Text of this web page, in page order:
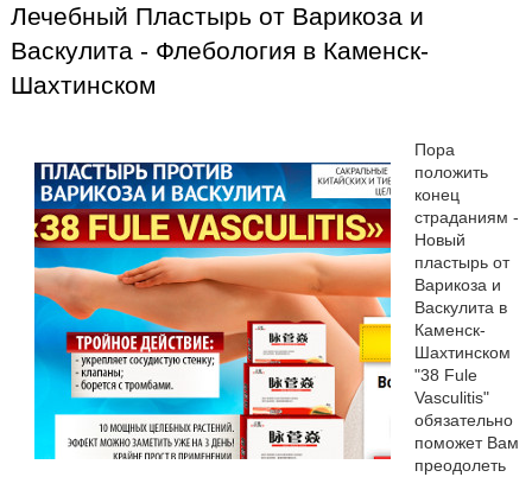
Лечебный Пластырь от Варикоза и
Васкулита - Флебология в Каменск-
Шахтинском
Пора
положить
конец
страданиям -
Новый
пластырь от
Варикоза и
Васкулита в
Каменск-
Шахтинском
"38 Fule
Vasculitis"
обязательно
поможет Вам
преодолеть